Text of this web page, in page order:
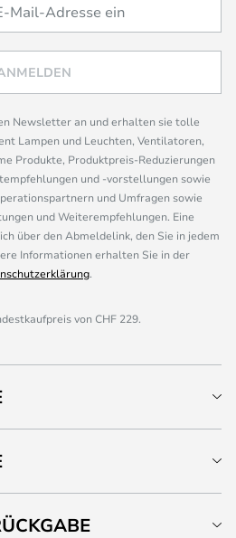
Newsletter an und erhalten sie tolle
Lampen und Leuchten, Ventilatoren,
Produkte, Produktpreis-Reduzierungen
und -vorstellungen sowie
und Umfragen sowie
und Weiterempfehlungen. Eine
über den Abmeldelink, den Sie in jedem
Informationen erhalten Sie in der
.
von CHF 229.